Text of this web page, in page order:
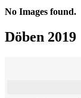
No Images found.
Döben 2019